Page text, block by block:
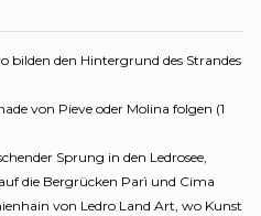
bilden den Hintergrund des Strandes
von Pieve oder Molina folgen (1
Sprung in den Ledrosee,
die Bergrücken Parì und Cima
von Ledro Land Art, wo Kunst